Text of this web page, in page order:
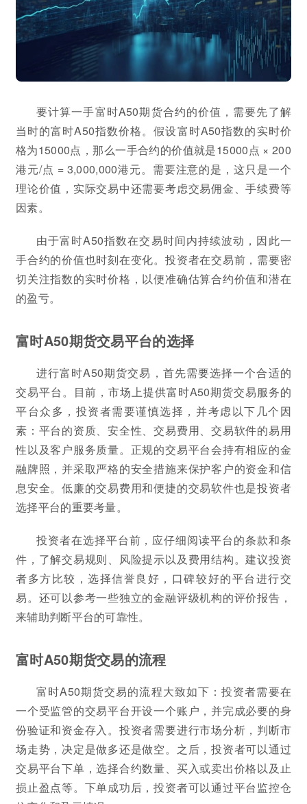
要计算一手富时A50期货合约的价值，需要先了解
当时的富时A50指数价格。假设富时A50指数的实时价
格为15000点，那么一手合约的价值就是15000点 × 200
港元/点 = 3,000,000港元。需要注意的是，这只是一个
理论价值，实际交易中还需要考虑交易佣金、手续费等
因素。
由于富时A50指数在交易时间内持续波动，因此一
手合约的价值也时刻在变化。投资者在交易前，需要密
切关注指数的实时价格，以便准确估算合约价值和潜在
的盈亏。
富时A50期货交易平台的选择
进行富时A50期货交易，首先需要选择一个合适的
交易平台。目前，市场上提供富时A50期货交易服务的
平台众多，投资者需要谨慎选择，并考虑以下几个因
素：平台的资质、安全性、交易费用、交易软件的易用
性以及客户服务质量。正规的交易平台会持有相应的金
融牌照，并采取严格的安全措施来保护客户的资金和信
息安全。低廉的交易费用和便捷的交易软件也是投资者
选择平台的重要考量。
投资者在选择平台前，应仔细阅读平台的条款和条
件，了解交易规则、风险提示以及费用结构。建议投资
者多方比较，选择信誉良好，口碑较好的平台进行交
易。还可以参考一些独立的金融评级机构的评价报告，
来辅助判断平台的可靠性。
富时A50期货交易的流程
富时A50期货交易的流程大致如下：投资者需要在
一个受监管的交易平台开设一个账户，并完成必要的身
份验证和资金存入。投资者需要进行市场分析，判断市
场走势，决定是做多还是做空。之后，投资者可以通过
交易平台下单，选择合约数量、买入或卖出价格以及止
损止盈点等。下单成功后，投资者可以通过平台监控仓